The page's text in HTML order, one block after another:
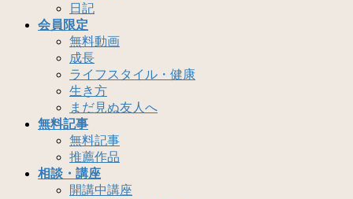
日記
会員限定
無料動画
成長
ライフスタイル・健康
生き方
まだ見ぬ友人へ
無料記事
無料記事
推薦作品
相談・講座
開講中講座